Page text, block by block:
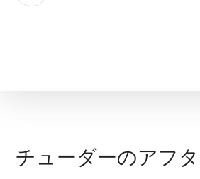
チューダーのアフ